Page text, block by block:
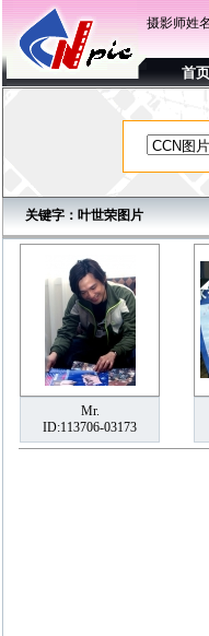
摄影师姓
首页
关键字：叶世荣图片
Mr.
ID:113706-03173